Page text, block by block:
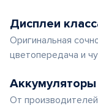
Дисплеи
Оригинальная
цветопередача и
Аккумуляторы
От